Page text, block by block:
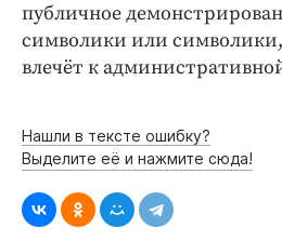
публичное
символики или
влечёт к
Нашли в тексте ошибку?
Выделите её и нажмите сюда!